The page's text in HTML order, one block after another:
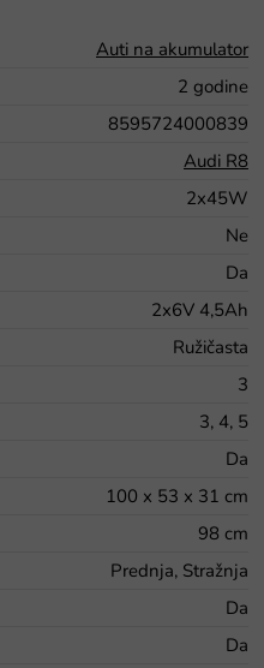
Auti na akumulator
2 godine
8595724000839
Audi R8
2x45W
Ne
Da
2x6V 4,5Ah
Ružičasta
3
3, 4, 5
Da
100 x 53 x 31 cm
98 cm
Prednja, Stražnja
Da
Da